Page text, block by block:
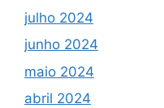
julho 2024
junho 2024
maio 2024
abril 2024